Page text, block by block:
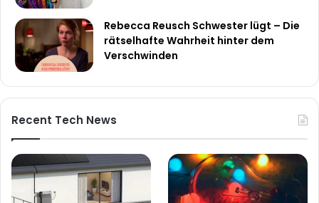
Rebecca Reusch Schwester lügt – Die
rätselhafte Wahrheit hinter dem
Verschwinden
Recent Tech News